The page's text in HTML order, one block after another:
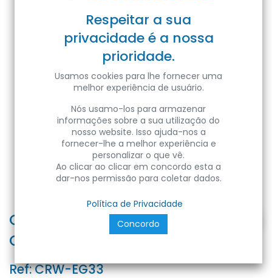
CROWNER x pallbox - GOCCIA
CLASSICHE - Blister 3pz
Ref:CRW-EG33
Respeitar a sua
privacidade é a nossa
prioridade.
Usamos cookies para lhe fornecer uma
melhor experiência de usuário.
Nós usamo-los para armazenar
informações sobre a sua utilização do
nosso website. Isso ajuda-nos a
fornecer-lhe a melhor experiência e
personalizar o que vê.
Ao clicar ao clicar em concordo esta a
dar-nos permissão para coletar dados.
Política de Privacidade
Concordo